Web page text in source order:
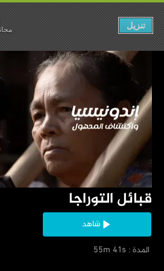
‏قبائل التوراجا
شاهد
‏ المدة : 55m 41s
قبائل تنزيل